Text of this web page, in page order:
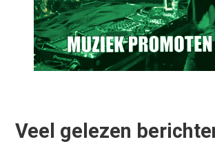
Veel gelezen